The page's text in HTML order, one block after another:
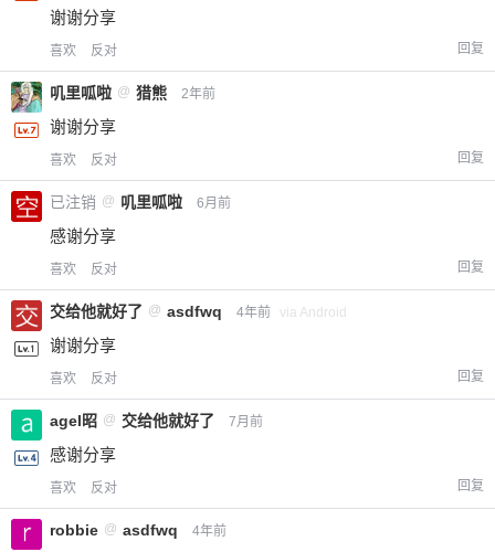
谢谢分享
喜欢 反对 回复
叽里呱啦 @ 猎熊 2年前
谢谢分享
喜欢 反对 回复
已注销 @ 叽里呱啦 6月前
感谢分享
喜欢 反对 回复
交给他就好了 @ asdfwq 4年前 via Android
谢谢分享
喜欢 反对 回复
agel昭 @ 交给他就好了 7月前
感谢分享
喜欢 反对 回复
robbie @ asdfwq 4年前